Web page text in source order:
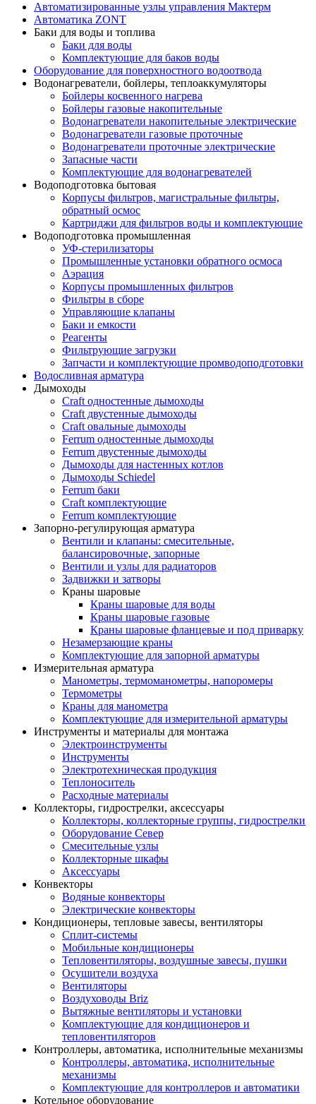
Автоматизированные узлы управления Мактерм
Автоматика ZONT
Баки для воды и топлива
Баки для воды
Комплектующие для баков воды
Оборудование для поверхностного водоотвода
Водонагреватели, бойлеры, теплоаккумуляторы
Бойлеры косвенного нагрева
Бойлеры газовые накопительные
Водонагреватели накопительные электрические
Водонагреватели газовые проточные
Водонагреватели проточные электрические
Запасные части
Комплектующие для водонагревателей
Водоподготовка бытовая
Корпусы фильтров, магистральные фильтры,
обратный осмос
Картриджи для фильтров воды и комплектующие
Водоподготовка промышленная
УФ-стерилизаторы
Промышленные установки обратного осмоса
Аэрация
Корпусы промышленных фильтров
Фильтры в сборе
Управляющие клапаны
Баки и емкости
Реагенты
Фильтрующие загрузки
Запчасти и комплектующие промводоподготовки
Водосливная арматура
Дымоходы
Craft одностенные дымоходы
Craft двустенные дымоходы
Craft овальные дымоходы
Ferrum одностенные дымоходы
Ferrum двустенные дымоходы
Дымоходы для настенных котлов
Дымоходы Schiedel
Ferrum баки
Craft комплектующие
Ferrum комплектующие
Запорно-регулирующая арматура
Вентили и клапаны: смесительные,
балансировочные, запорные
Вентили и узлы для радиаторов
Задвижки и затворы
Краны шаровые
Краны шаровые для воды
Краны шаровые газовые
Краны шаровые фланцевые и под приварку
Незамерзающие краны
Комплектующие для запорной арматуры
Измерительная арматура
Манометры, термоманометры, напоромеры
Термометры
Краны для манометра
Комплектующие для измерительной арматуры
Инструменты и материалы для монтажа
Электроинструменты
Инструменты
Электротехническая продукция
Теплоноситель
Расходные материалы
Коллекторы, гидрострелки, аксессуары
Коллекторы, коллекторные группы, гидрострелки
Оборудование Север
Смесительные узлы
Коллекторные шкафы
Аксессуары
Конвекторы
Водяные конвекторы
Электрические конвекторы
Кондиционеры, тепловые завесы, вентиляторы
Сплит-системы
Мобильные кондиционеры
Тепловентиляторы, воздушные завесы, пушки
Осушители воздуха
Вентиляторы
Воздуховоды Briz
Вытяжные вентиляторы и установки
Комплектующие для кондиционеров и
тепловентиляторов
Контроллеры, автоматика, исполнительные механизмы
Контроллеры, автоматика, исполнительные
механизмы
Комплектующие для контроллеров и автоматики
Котельное оборудование